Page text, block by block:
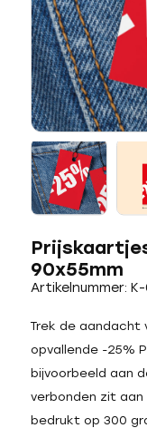
90x55mm
Artikelnummer:
Trek de aandacht
opvallende -25%
bijvoorbeeld aan
verbonden zit
bedrukt op 300